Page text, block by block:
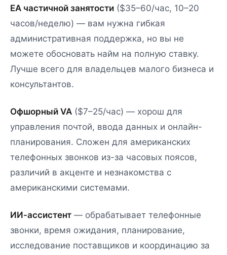
EA частичной занятости ($35–60/час, 10–20
часов/неделю) — вам нужна гибкая
административная поддержка, но вы не
можете обосновать найм на полную ставку.
Лучше всего для владельцев малого бизнеса и
консультантов.
Офшорный VA ($7–25/час) — хорош для
управления почтой, ввода данных и онлайн-
планирования. Сложен для американских
телефонных звонков из-за часовых поясов,
различий в акценте и незнакомства с
американскими системами.
ИИ-ассистент — обрабатывает телефонные
звонки, время ожидания, планирование,
исследование поставщиков и координацию за